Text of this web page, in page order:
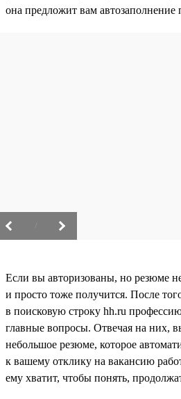
она предложит вам
Если вы авторизованы, но резюме
и просто тоже получится. После
в поисковую строку hh.ru
главные вопросы. Отвечая на них,
небольшое резюме, которое
к вашему отклику на вакансию
ему хватит, чтобы понять,